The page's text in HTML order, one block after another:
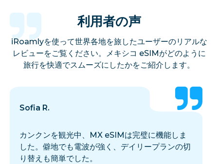
利用者の声
iRoamlyを使って世界各地を旅したユーザーのリアルな
レビューをご覧ください。メキシコ eSIMがどのように
旅行を快適でスムーズにしたかをご紹介します。
Sofia R.
カンクンを観光中、MX eSIMは完璧に機能しま
した。僻地でも電波が強く、デイリープランの切
り替えも簡単でした。